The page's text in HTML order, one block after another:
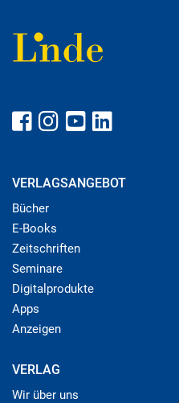
VERLAGSANGEBOT
Bücher
E-Books
Zeitschriften
Seminare
Digitalprodukte
Apps
Anzeigen
VERLAG
Wir über uns